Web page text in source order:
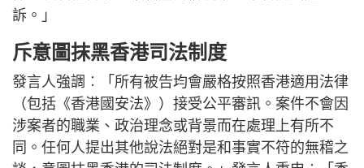
訴。」
斥意圖抹黑香港司法制度
發言人強調︰「所有被告均會嚴格按照香港適用法律
（包括《香港國安法》）接受公平審訊。案件不會因
涉案者的職業、政治理念或背景而在處理上有所不
同。任何人提出其他說法絕對是和事實不符的無稽之